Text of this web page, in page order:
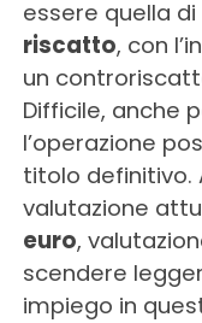
essere quella di
riscatto, con
un
Difficile, anche
l’operazione
titolo definitivo.
valutazione
euro,
scendere
impiego in